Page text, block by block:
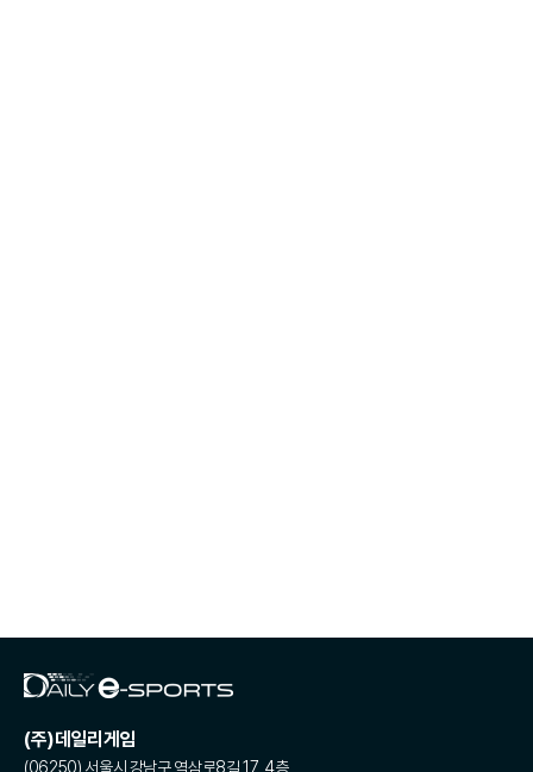
(주)데일리게임
(06250) 서울시 강남구 역삼로8길 17, 4층